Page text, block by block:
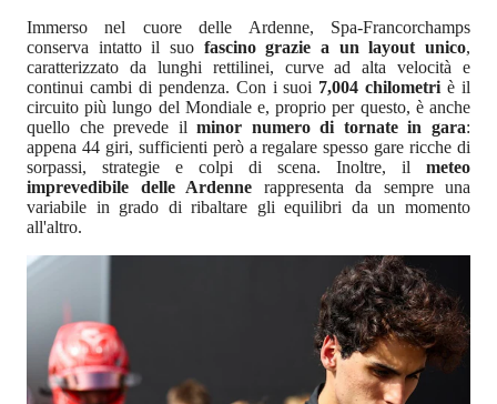
Immerso nel cuore delle Ardenne, Spa-Francorchamps
conserva intatto il suo fascino grazie a un layout unico,
caratterizzato da lunghi rettilinei, curve ad alta velocità e
continui cambi di pendenza. Con i suoi 7,004 chilometriè il
circuito più lungo del Mondiale e, proprio per questo, è anche
quello che prevede ilminor numero di tornate in gara:
appena 44 giri, sufficienti però a regalare spesso gare ricche di
sorpassi, strategie e colpi di scena. Inoltre, il meteo
imprevedibile delle Ardenne rappresenta da sempre una
variabile in grado di ribaltare gli equilibri da un momento
all'altro.